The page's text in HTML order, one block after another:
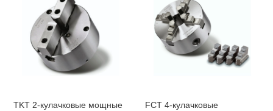
TKT 2-кулачковые мощные
FCT 4-кулачковые